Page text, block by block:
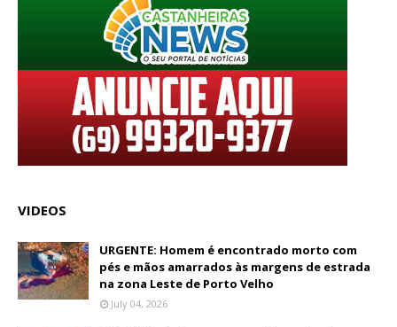
VIDEOS
URGENTE: Homem é encontrado morto com
pés e mãos amarrados às margens de estrada
na zona Leste de Porto Velho
July 04, 2026